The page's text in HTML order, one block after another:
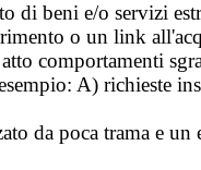
di beni e/o servizi
o un link
comportamenti
A) richieste
da poca trama e